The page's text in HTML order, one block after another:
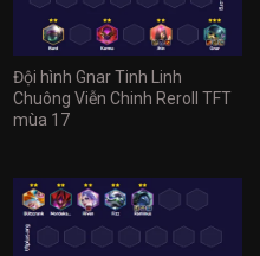
Đội hình Gnar Tinh Linh
Chuông Viễn Chinh Reroll TFT
mùa 17